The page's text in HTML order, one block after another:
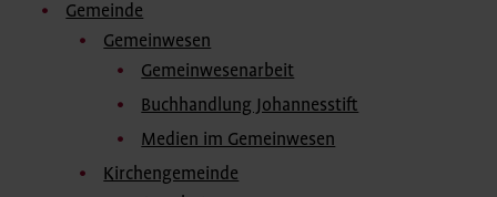
Gemeinde
Gemeinwesen
Gemeinwesenarbeit
Buchhandlung Johannesstift
Medien im Gemeinwesen
Kirchengemeinde